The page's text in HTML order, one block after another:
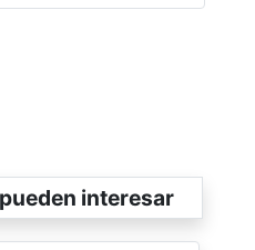
interesar